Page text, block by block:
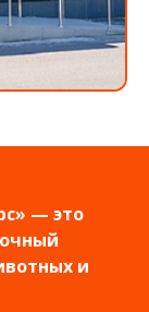
— это
и